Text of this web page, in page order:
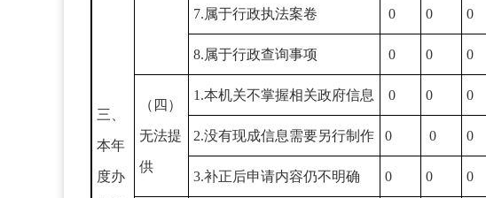
三、
本年
度办
7.属于行政执法案卷 0 0 0
8.属于行政查询事项 0 0 0
（四）
无法提
供
1.本机关不掌握相关政府信息 0 0 0
2.没有现成信息需要另行制作 0 0 0
3.补正后申请内容仍不明确 0 0 0